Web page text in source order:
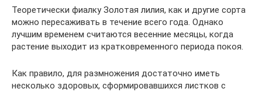
Теоретически фиалку Золотая лилия, как и другие сорта
можно пересаживать в течение всего года. Однако
лучшим временем считаются весенние месяцы, когда
растение выходит из кратковременного периода покоя.
Как правило, для размножения достаточно иметь
несколько здоровых, сформировавшихся листков с